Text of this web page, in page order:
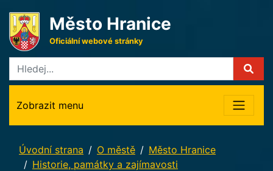
Město Hranice
Oficiální webové stránky
Zobrazit menu
Úvodní strana O městě
Město Hranice
Historie, památky a zajímavosti